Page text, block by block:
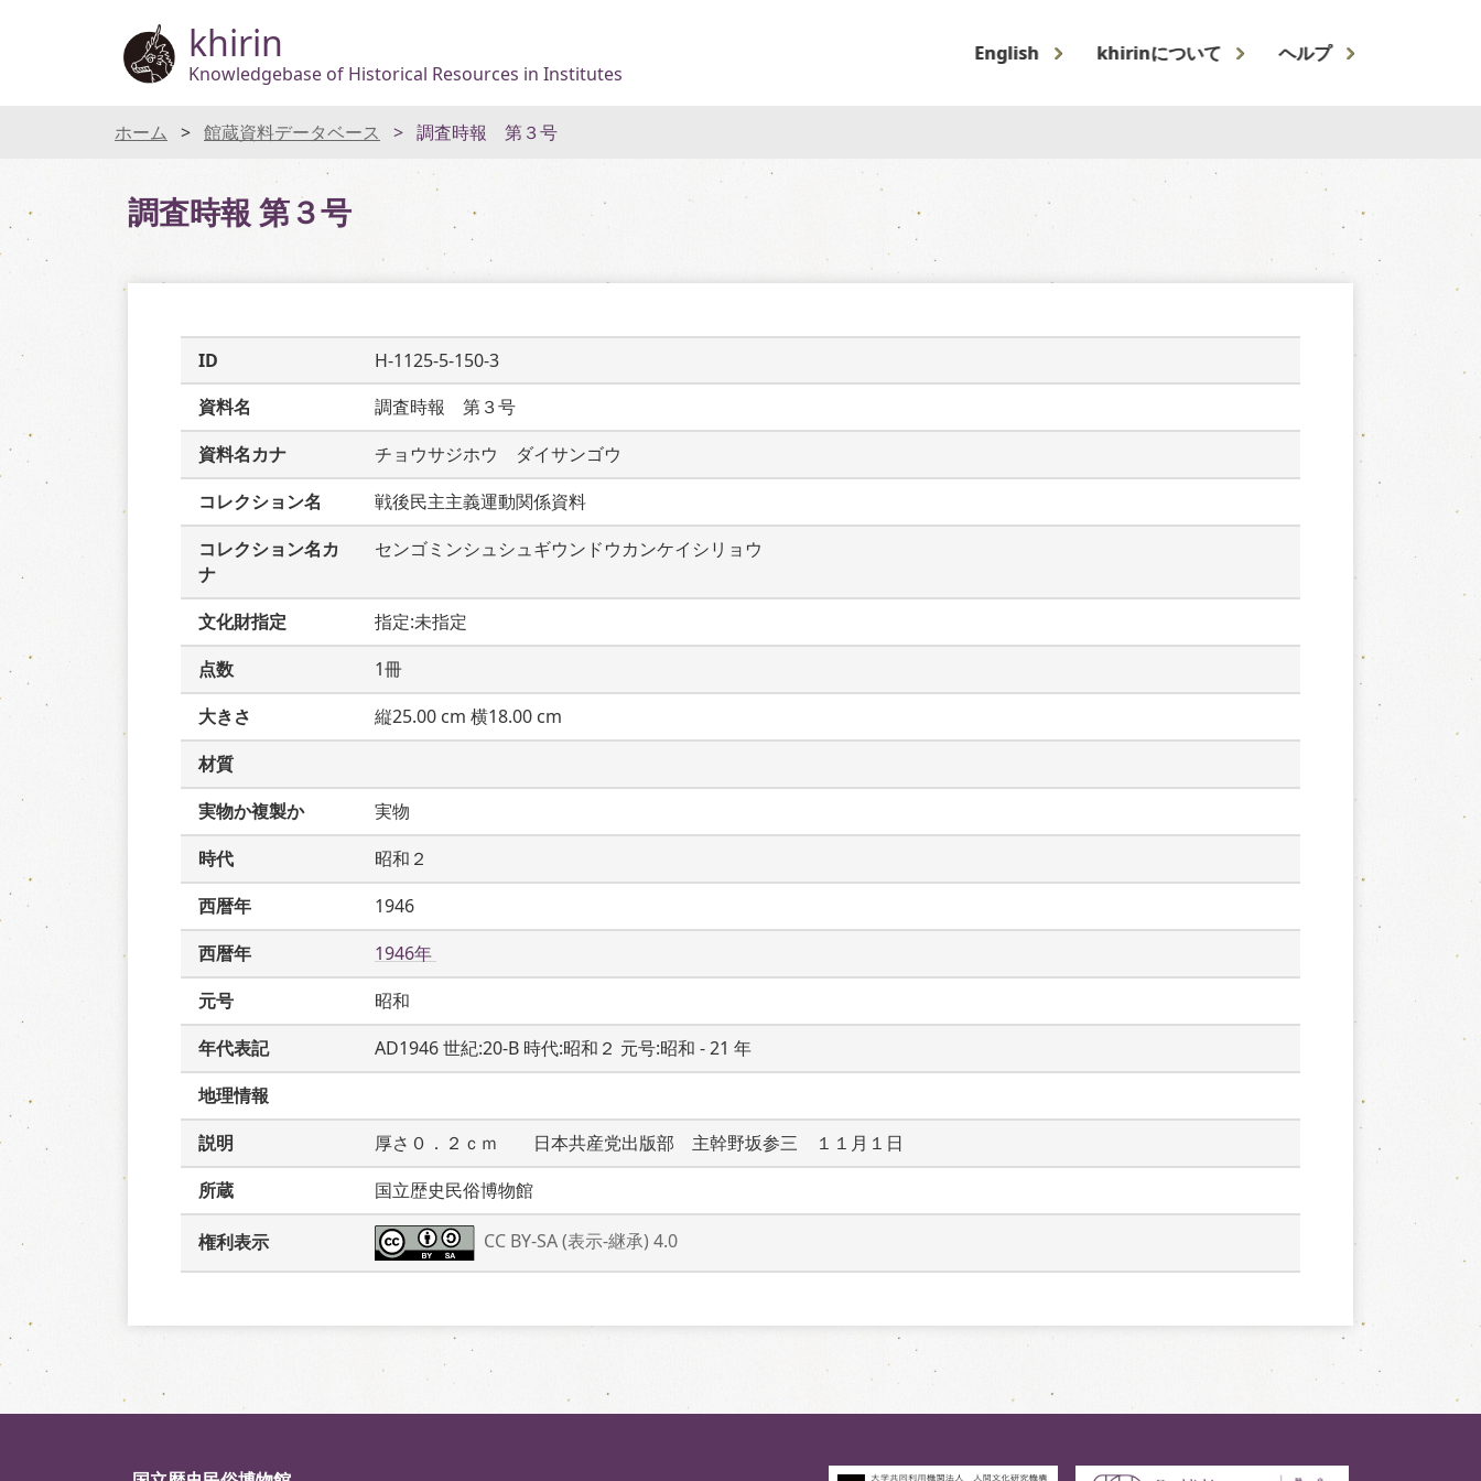
khirin
Knowledgebase of Historical Resources in Institutes
English khirinについて ヘルプ
ホーム 館蔵資料データベース 調査時報 第３号
調査時報 第３号
ID
H-1125-5-150-3
資料名
調査時報　第３号
資料名カナ
チョウサジホウ　ダイサンゴウ
コレクション名
戦後民主主義運動関係資料
コレクション名カ
ナ
センゴミンシュシュギウンドウカンケイシリョウ
文化財指定
指定:未指定
点数
1冊
大きさ
縦25.00 cm 横18.00 cm
材質
実物か複製か
実物
時代
昭和２
西暦年
1946
西暦年
1946年
元号
昭和
年代表記
AD1946 世紀:20-B 時代:昭和２ 元号:昭和 - 21 年
地理情報
説明
厚さ０．２ｃｍ　　日本共産党出版部　主幹野坂参三　１１月１日
所蔵
国立歴史民俗博物館
権利表示 CC BY-SA (表示-継承) 4.0